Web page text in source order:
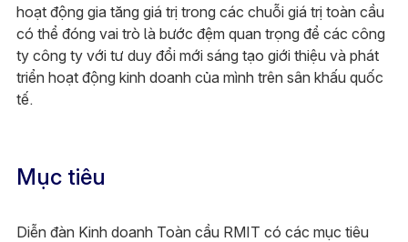
hoạt động gia tăng giá trị trong các chuỗi giá trị toàn cầu
có thể đóng vai trò là bước đệm quan trọng để các công
ty công ty với tư duy đổi mới sáng tạo giới thiệu và phát
triển hoạt động kinh doanh của mình trên sân khấu quốc
tế.​
Mục tiêu
Diễn đàn Kinh doanh Toàn cầu RMIT có các mục tiêu